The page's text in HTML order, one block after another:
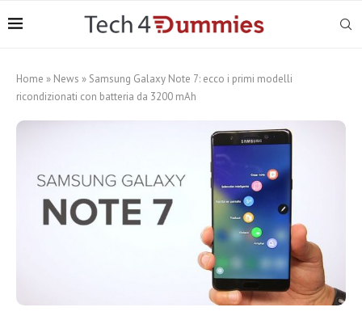
Home » News » Samsung Galaxy Note 7: ecco i primi modelli
ricondizionati con batteria da 3200 mAh